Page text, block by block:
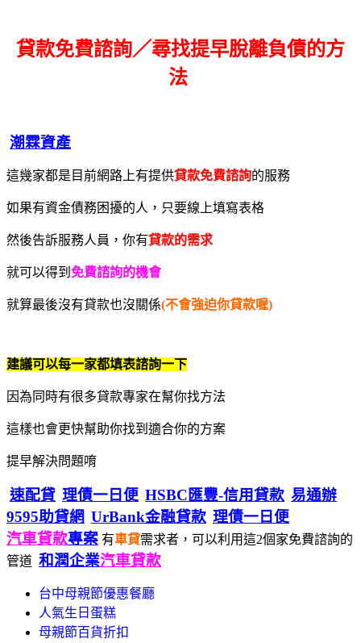
貸款免費諮詢／尋找提早脫離負債的方
法
潮霖資產
這幾家都是目前網路上有提供貸款免費諮詢的服務
如果有資金債務困擾的人，只要線上填寫表格
然後告訴服務人員，你有貸款的需求
就可以得到 免費諮詢的機會
就算最後沒有貸款也沒關係(不會強迫你貸款喔)
建議可以每一家都填表諮詢一下
因為同時有很多貸款專家在幫你找方法
這樣也會更快幫助你找到適合你的方案
提早解決問題唷
速配貸 理債一日便 HSBC匯豐-信用貸款 易通辦
9595助貸網 UrBank金融貸款 理債一日便
汽車貸款專案 有車貸需求者，可以利用這2個家免費諮詢的
管道 和潤企業汽車貸款
台中母親節優惠餐廳
人氣生日蛋糕
母親節百貨折扣